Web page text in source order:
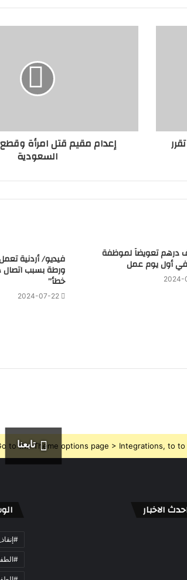
إعدام مقيم قتل امرأة
السعودية
ألف درهم تعويضاً لموظفة
أول يوم عمل
2024-
فيديو/ أردنية
ورطة بسبب
خطأ”
2024-07-22
تابعنا
to the Theme options page > Integrations, to to
الاخبار